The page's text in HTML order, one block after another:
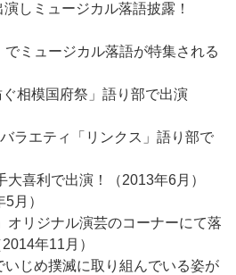
しミュージカル落語披露！
ミュージカル落語が特集される
相模国府祭」語り部で出演
ラエティ「リンクス」語り部で
喜利で出演！（2013年6月）
月）
オリジナル演芸のコーナーにて落
年11月）
いじめ撲滅に取り組んでいる姿が